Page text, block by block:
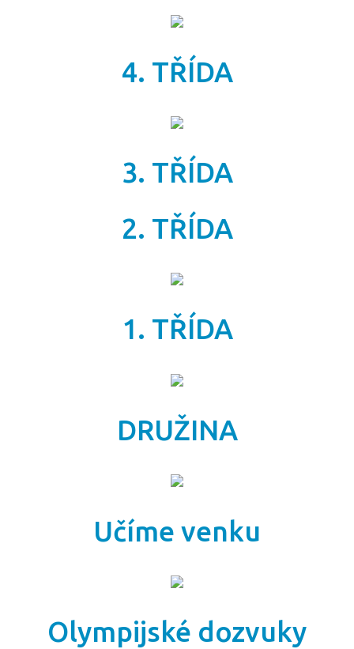
4. TŘÍDA
3. TŘÍDA
2. TŘÍDA
1. TŘÍDA
DRUŽINA
Učíme venku
Olympijské dozvuky